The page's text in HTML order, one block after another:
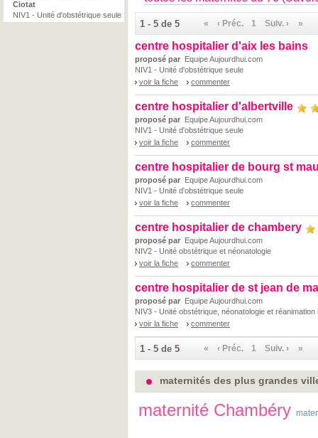
Ciotat
NIV1 - Unité d'obstétrique seule
1 - 5 de 5 « ‹ Préc. 1 Suiv. › »
centre hospitalier d'aix les bains
proposé par Equipe Aujourdhui.com
NIV1 - Unité d'obstétrique seule
voir la fiche
commenter
centre hospitalier d'albertville
proposé par Equipe Aujourdhui.com
NIV1 - Unité d'obstétrique seule
voir la fiche
commenter
centre hospitalier de bourg st
proposé par Equipe Aujourdhui.com
NIV1 - Unité d'obstétrique seule
voir la fiche
commenter
centre hospitalier de chambery
proposé par Equipe Aujourdhui.com
NIV2 - Unité obstétrique et néonatologie
voir la fiche
commenter
centre hospitalier de st jean de
proposé par Equipe Aujourdhui.com
NIV3 - Unité obstétrique, néonatologie et réanimation
voir la fiche
commenter
1 - 5 de 5 « ‹ Préc. 1 Suiv. › »
maternités des plus grandes
maternité Chambéry